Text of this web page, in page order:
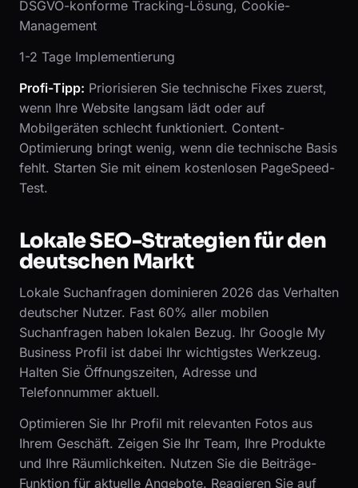
DSGVO-konforme Tracking-Lösung, Cookie-
Management
1-2 Tage Implementierung
Profi-Tipp: Priorisieren Sie technische Fixes zuerst,
wenn Ihre Website langsam lädt oder auf
Mobilgeräten schlecht funktioniert. Content-
Optimierung bringt wenig, wenn die technische Basis
fehlt. Starten Sie mit einem kostenlosen PageSpeed-
Test.
Lokale SEO-Strategien für den
deutschen Markt
Lokale Suchanfragen dominieren 2026 das Verhalten
deutscher Nutzer. Fast 60% aller mobilen
Suchanfragen haben lokalen Bezug. Ihr Google My
Business Profil ist dabei Ihr wichtigstes Werkzeug.
Halten Sie Öffnungszeiten, Adresse und
Telefonnummer aktuell.
Optimieren Sie Ihr Profil mit relevanten Fotos aus
Ihrem Geschäft. Zeigen Sie Ihr Team, Ihre Produkte
und Ihre Räumlichkeiten. Nutzen Sie die Beiträge-
Funktion für aktuelle Angebote. Reagieren Sie auf